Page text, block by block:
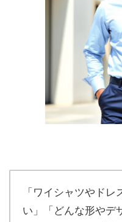
「ワイシャツやド
い」「どんな形やデ